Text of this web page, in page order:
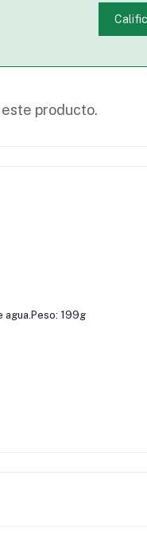
este producto.
agua. Peso: 199g